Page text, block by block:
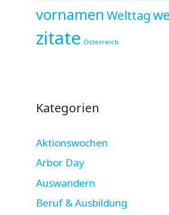
vornamen Welttag
zitate Österreich
Kategorien
Aktionswochen
Arbor Day
Auswandern
Beruf & Ausbildung